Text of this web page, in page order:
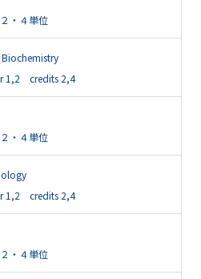
・４単位
1,2 credits 2,4
・４単位
1,2 credits 2,4
・４単位